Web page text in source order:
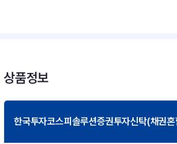
상품정보
한국투자코스피솔루션증권투자신탁(채권